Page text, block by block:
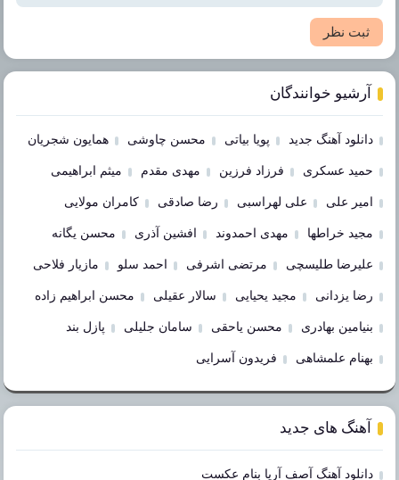
ثبت نظر
آرشیو خوانندگان
دانلود آهنگ جدید پویا بیاتی محسن چاوشی همایون شجریان
حمید عسکری فرزاد فرزین مهدی مقدم میثم ابراهیمی
امیر علی علی لهراسبی رضا صادقی کامران مولایی
مجید خراطها مهدی احمدوند افشین آذری محسن یگانه
علیرضا طلیسچی مرتضی اشرفی احمد سلو مازیار فلاحی
رضا یزدانی مجید یحیایی سالار عقیلی محسن ابراهیم زاده
بنیامین بهادری محسن یاحقی سامان جلیلی پازل بند
بهنام علمشاهی فریدون آسرایی
آهنگ های جدید
دانلود آهنگ آصف آریا بنام عکست